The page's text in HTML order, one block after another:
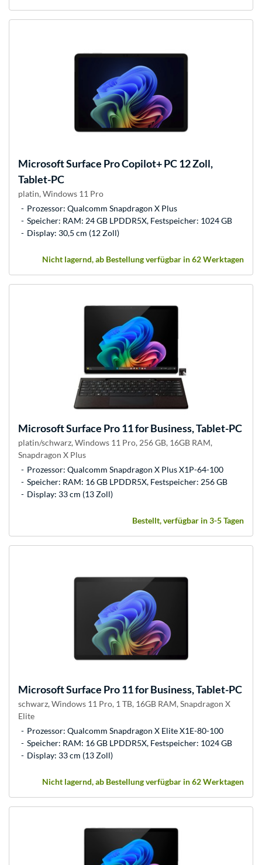
MicrosoftSurface Pro Copilot+ PC 12 Zoll,
Tablet-PC
platin, Windows 11 Pro
Prozessor: Qualcomm Snapdragon X Plus
Speicher: RAM: 24 GB LPDDR5X, Festspeicher: 1024 GB
Display: 30,5 cm (12 Zoll)
Nicht lagernd, ab Bestellung verfügbar in 62 Werktagen
MicrosoftSurface Pro 11 for Business, Tablet-PC
platin/schwarz, Windows 11 Pro, 256 GB, 16GB RAM,
Snapdragon X Plus
Prozessor: Qualcomm Snapdragon X Plus X1P-64-100
Speicher: RAM: 16 GB LPDDR5X, Festspeicher: 256 GB
Display: 33 cm (13 Zoll)
Bestellt, verfügbar in 3-5 Tagen
MicrosoftSurface Pro 11 for Business, Tablet-PC
schwarz, Windows 11 Pro, 1 TB, 16GB RAM, Snapdragon X
Elite
Prozessor: Qualcomm Snapdragon X Elite X1E-80-100
Speicher: RAM: 16 GB LPDDR5X, Festspeicher: 1024 GB
Display: 33 cm (13 Zoll)
Nicht lagernd, ab Bestellung verfügbar in 62 Werktagen